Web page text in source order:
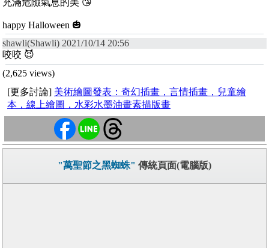
充滿危險氣息的美 😘
happy Halloween 🎃
shawli(Shawli) 2021/10/14 20:56
咬咬 😈
(2,625 views)
[更多討論] 美術繪圖發表：奇幻插畫，言情插畫，兒童繪
本，線上繪圖，水彩水墨油畫素描版畫
"萬聖節之黑蜘蛛" 傳統頁面(電腦版)